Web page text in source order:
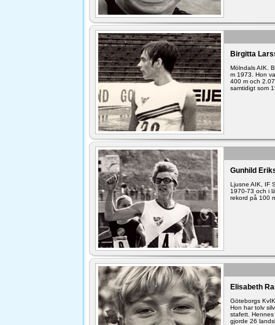
Birgitta
Mölndals AIK.
m 1973. Hon
400 m och
samtidigt som
Gunhild
Ljusne AIK, IF
1970-73 och i
rekord på 100
Elisabeth
Göteborgs
Hon har tolv
stafett.
gjorde 26